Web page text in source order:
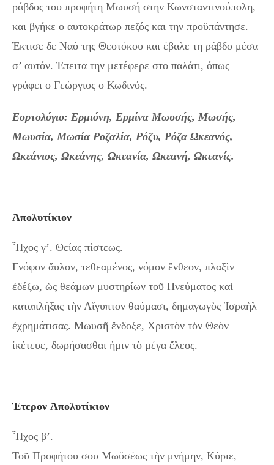
ράβδος του προφήτη Μωυσή στην Κωνσταντινούπολη,
και βγήκε ο αυτοκράτωρ πεζός και την προϋπάντησε.
Έκτισε δε Ναό της Θεοτόκου και έβαλε τη ράβδο μέσα
σ’ αυτόν. Έπειτα την μετέφερε στο παλάτι, όπως
γράφει ο Γεώργιος ο Κωδινός.
Εορτολόγιο: Ερμιόνη, Ερμίνα Μωυσής, Μωσής,
Μωυσία, Μωσία Ροζαλία, Ρόζυ, Ρόζα Ωκεανός,
Ωκεάνιος, Ωκεάνης, Ωκεανία, Ωκεανή, Ωκεανίς.
Ἀπολυτίκιον
Ἦχος γ’. Θείας πίστεως.
Γνόφον ἄυλον, τεθεαμένος, νόμον ἔνθεον, πλαξὶν
ἐδέξω, ὡς θεάμων μυστηρίων τοῦ Πνεύματος καὶ
καταπλήξας τὴν Αἴγυπτον θαύμασι, δημαγωγὸς Ἰσραὴλ
ἐχρημάτισας. Μωυσῆ ἔνδοξε, Χριστὸν τὸν Θεὸν
ἱκέτευε, δωρήσασθαι ἠμιν τὸ μέγα ἔλεος.
Έτερον Ἀπολυτίκιον
Ἦχος β’.
Τοῦ Προφήτου σου Μωϋσέως τὴν μνήμην, Κύριε,